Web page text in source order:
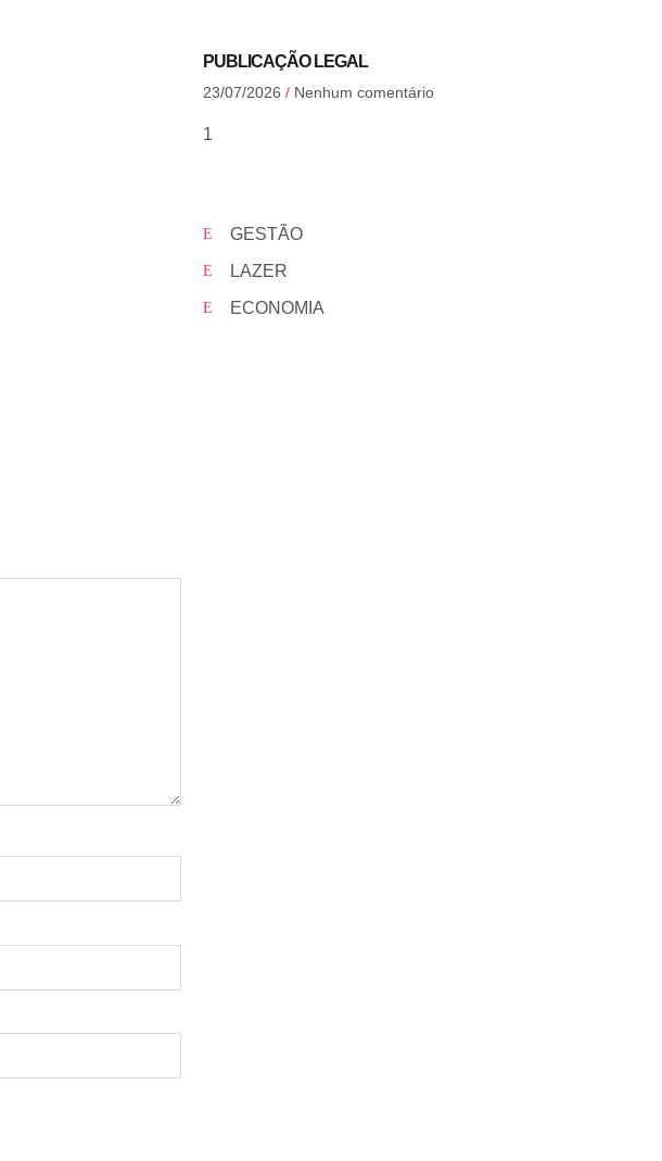
PUBLICAÇÃO LEGAL
23/07/2026 Nenhum comentário
GESTÃO
LAZER
ECONOMIA